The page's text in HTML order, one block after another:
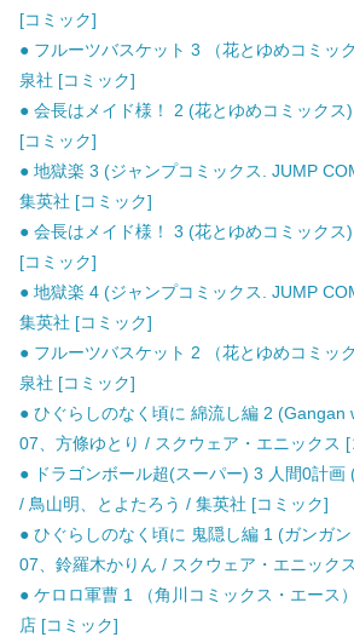
[コミック]
● フルーツバスケット 3 （花とゆめコミッ
泉社 [コミック]
● 会長はメイド様！ 2 (花とゆめコミックス
[コミック]
● 地獄楽 3 (ジャンプコミックス. JUMP
集英社 [コミック]
● 会長はメイド様！ 3 (花とゆめコミックス
[コミック]
● 地獄楽 4 (ジャンプコミックス. JUMP
集英社 [コミック]
● フルーツバスケット 2 （花とゆめコミッ
泉社 [コミック]
● ひぐらしのなく頃に 綿流し編 2 (Gangan
07、方條ゆとり / スクウェア・エニックス [
● ドラゴンボール超(スーパー) 3 人間0計画
/ 鳥山明、とよたろう / 集英社 [コミック]
● ひぐらしのなく頃に 鬼隠し編 1 (ガンガ
07、鈴羅木かりん / スクウェア・エニック
● ケロロ軍曹 1 （角川コミックス・エース
店 [コミック]